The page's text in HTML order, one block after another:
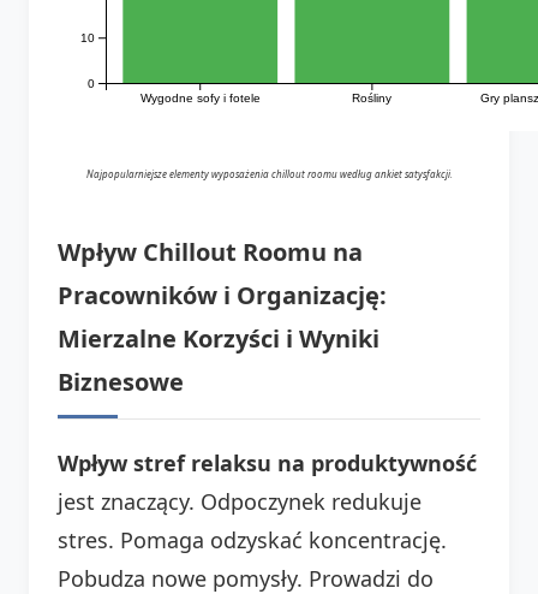
Wygodne sofy i fotele Rośliny Gry
0
10
Najpopularniejsze elementy wyposażenia chillout roomu według ankiet satysfakcji.
Wpływ Chillout Roomu na
Pracowników i Organizację:
Mierzalne Korzyści i Wyniki
Biznesowe
Wpływ stref relaksu na produktywność
jest znaczący. Odpoczynek redukuje
stres. Pomaga odzyskać koncentrację.
Pobudza nowe pomysły. Prowadzi do